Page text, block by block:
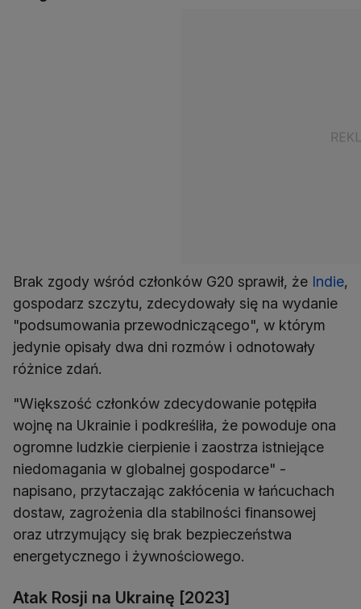
Brak zgody wśród członków G20 sprawił, że Indie,
gospodarz szczytu, zdecydowały się na wydanie
"podsumowania przewodniczącego", w którym
jedynie opisały dwa dni rozmów i odnotowały
różnice zdań.
"Większość członków zdecydowanie potępiła
wojnę na Ukrainie i podkreśliła, że powoduje ona
ogromne ludzkie cierpienie i zaostrza istniejące
niedomagania w globalnej gospodarce" -
napisano, przytaczając zakłócenia w łańcuchach
dostaw, zagrożenia dla stabilności finansowej
oraz utrzymujący się brak bezpieczeństwa
energetycznego i żywnościowego.
Atak Rosji na Ukrainę [2023]